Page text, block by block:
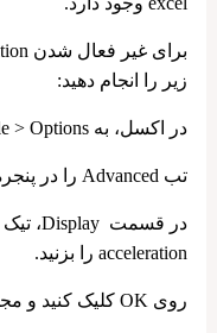
زیر را انجام دهید:
در اکسل، به File > Options بروید.
تب Advanced را در پنجره Excel Options انتخاب کنید.
acceleration را بزنید.
روی OK کلیک کنید و مجدد وارد excel شوید.